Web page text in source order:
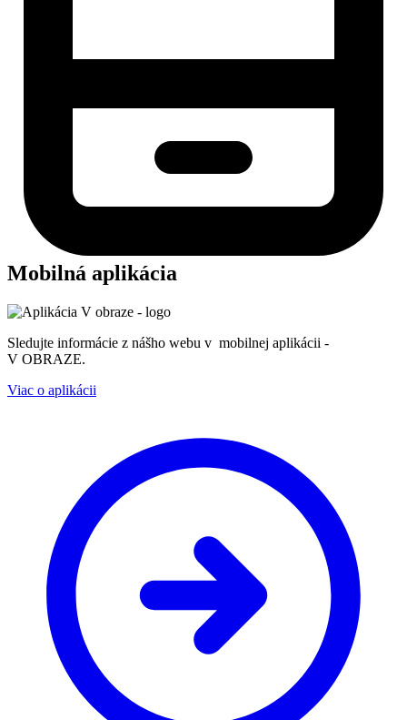
Mobilná aplikácia
Sledujte informácie z nášho webu v mobilnej aplikácii -
V OBRAZE.
Viac o aplikácii